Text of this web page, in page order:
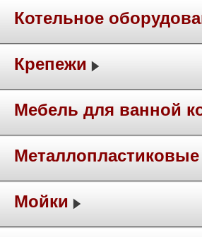
Котельное
Крепежи
Мебель для ванной
Мойки